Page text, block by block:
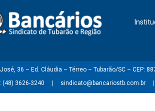
36 – Ed. Cláudia – Térreo – Tubarão/SC – CEP:
(48) 3626-3240
sindicato@bancariostb.com.br